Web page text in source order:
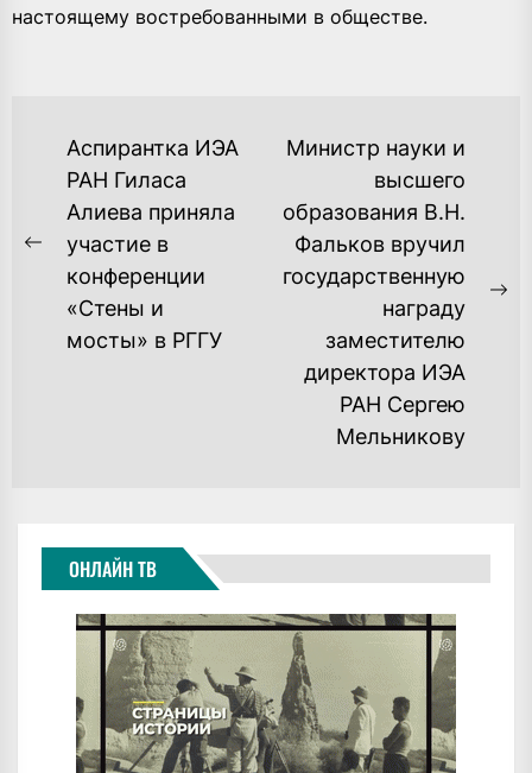
настоящему востребованными в обществе.
НАВИГАЦИЯ
ЗАПИСЯМ
Previous
post:
Аспирантка ИЭА
РАН Гиласа
Алиева приняла
участие в
конференции
«Стены и
мосты» в РГГУ
Министр науки и
высшего
образования В.Н.
Фальков вручил
государственную
награду
заместителю
директора ИЭА
РАН Сергею
Мельникову
ОНЛАЙН ТВ